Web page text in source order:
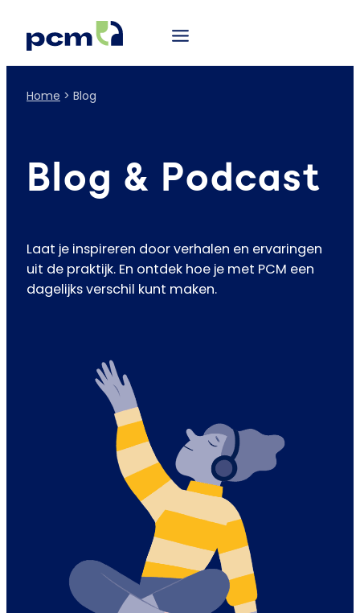
Home > Blog
Blog & Podcast
Laat je inspireren door verhalen en ervaringen
uit de praktijk. En ontdek hoe je met PCM een
dagelijks verschil kunt maken.